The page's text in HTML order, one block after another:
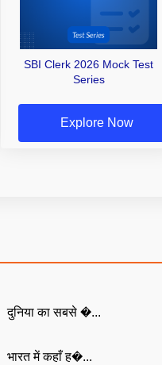
SBI Clerk 2026 Mock Test
Series
Explore Now
दुनिया का सबसे �...
भारत में कहाँ ह�...